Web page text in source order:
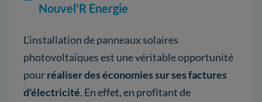
Nouvel'R Energie
L’installation de panneaux solaires
photovoltaïques est une véritable opportunité
pourréaliser des économies sur ses factures
d'électricité. En effet, en profitant de